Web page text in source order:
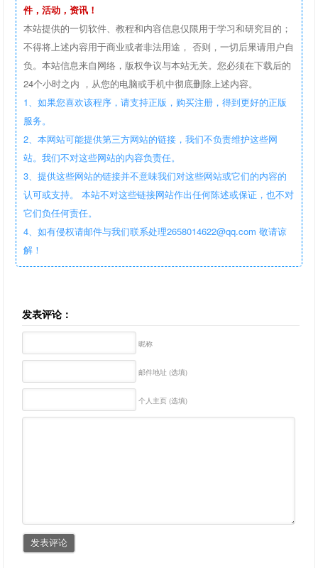
件，活动，资讯！
本站提供的一切软件、教程和内容信息仅限用于学习和研究目的；
不得将上述内容用于商业或者非法用途， 否则，一切后果请用户自
负。本站信息来自网络，版权争议与本站无关。您必须在下载后的
24个小时之内 ，从您的电脑或手机中彻底删除上述内容。
1、如果您喜欢该程序，请支持正版，购买注册，得到更好的正版
服务。
2、本网站可能提供第三方网站的链接，我们不负责维护这些网
站。我们不对这些网站的内容负责任。
3、提供这些网站的链接并不意味我们对这些网站或它们的内容的
认可或支持。 本站不对这些链接网站作出任何陈述或保证，也不对
它们负任何责任。
4、如有侵权请邮件与我们联系处理2658014622@qq.com 敬请谅
解！
发表评论：
昵称
邮件地址 (选填)
个人主页 (选填)